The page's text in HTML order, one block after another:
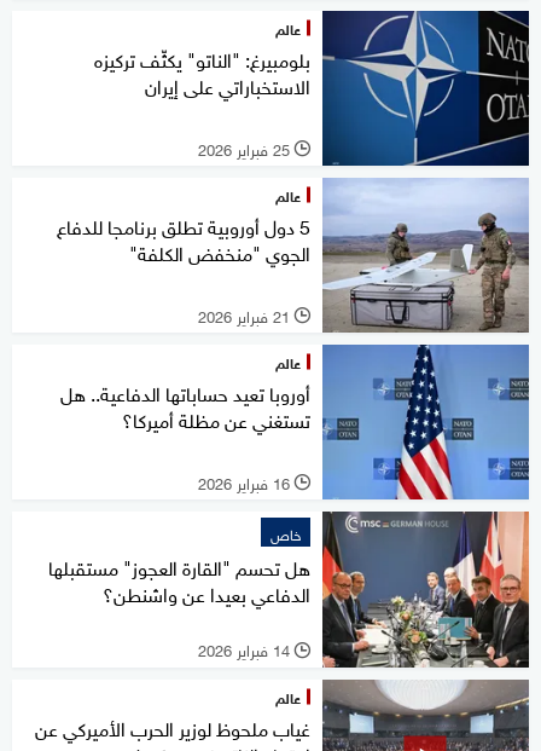
عالم
بلومبيرغ: "الناتو" يكثّف تركيزه
الاستخباراتي على إيران
l 25 فبراير 2026
عالم
5 دول أوروبية تطلق برنامجا للدفاع
الجوي "منخفض الكلفة"
l 21 فبراير 2026
عالم
أوروبا تعيد حساباتها الدفاعية.. هل
تستغني عن مظلة أميركا؟
l 16 فبراير 2026
خاص
هل تحسم "القارة العجوز" مستقبلها
الدفاعي بعيدا عن واشنطن؟
l 14 فبراير 2026
عالم
غياب ملحوظ لوزير الحرب الأميركي عن